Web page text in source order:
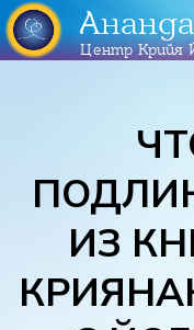
Ананда
Центр Крийя
ИЗ